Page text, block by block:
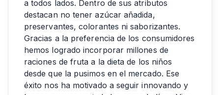
a todos lados. Dentro de sus atributos
destacan no tener azúcar añadida,
preservantes, colorantes ni saborizantes.
Gracias a la preferencia de los consumidores
hemos logrado incorporar millones de
raciones de fruta a la dieta de los niños
desde que la pusimos en el mercado. Ese
éxito nos ha motivado a seguir innovando y